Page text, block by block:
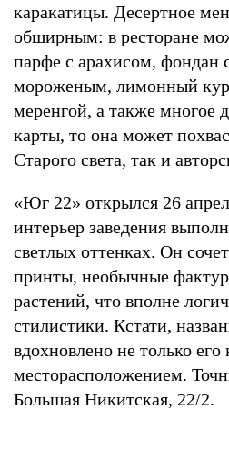
каракатицы. Десертное
обширным: в ресторане
парфе с арахисом, фондан
мороженым, лимонный
меренгой, а также многое
карты, то она может
Старого света, так и
«Юг 22» открылся 26
интерьер заведения
светлых оттенках. Он
принты, необычные
растений, что вполне
стилистики. Кстати,
вдохновлено не только
месторасположением.
Большая Никитская, 22/2.